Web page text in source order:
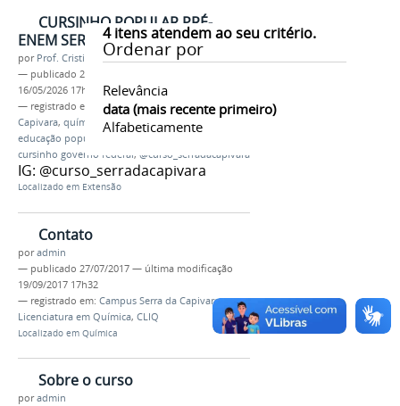
4itens atendem ao seu critério.
Ordenar por
Relevância
data (mais recente primeiro)
Alfabeticamente
CURSINHO POPULAR PRÉ-
ENEM SERRA DA CAPIVARA - 2026
por Prof. Cristiano Anjos
— publicado 24/06/2025
16/05/2026 17h35
— registrado em:
cursinho,Campus Serra da
Capivara, química univasf cursinho popular,
educação popular
cursinho governo federal, @curso_serradacapivara
IG: @curso_serradacapivara
Localizado em Extensão
Contato
poradmin
— publicado 27/07/2017 — última modificação
19/09/2017 17h32
— registrado em: Campus Serra da Capivara,
Licenciatura em Química, CLIQ
Localizado em Química
Sobre o curso
poradmin